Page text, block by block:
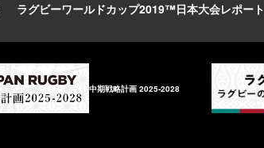
ラグビーワールドカップ2019™日本大会レポート
中期戦略計画 2025-2028